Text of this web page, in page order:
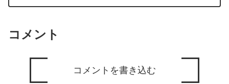
くsi5351a TFT V...
コメント
コメントを書き込む